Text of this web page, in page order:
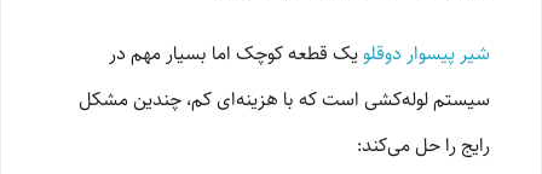
شیر پیسوار دوقلویک قطعه کوچک اما بسیار مهم در
سیستم لوله‌کشی است که با هزینه‌ای کم، چندین مشکل
رایج را حل می‌کند: